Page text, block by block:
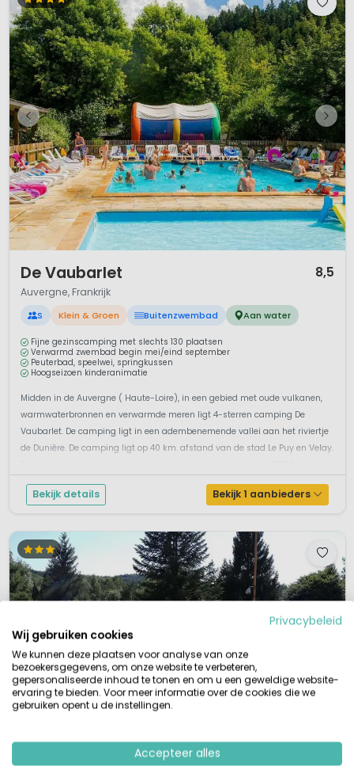
De Vaubarlet 8,5
Auvergne, Frankrijk
S Klein & Groen Buitenzwembad Aan water
Fijne gezinscamping met slechts 130 plaatsen
Verwarmd zwembad begin mei/eind september
Peuterbad, speelwei, springkussen
Hoogseizoen kinderanimatie
Midden in de Auvergne ( Haute-Loire), in een gebied met oude vulkanen,
warmwaterbronnen en verwarmde meren ligt 4-sterren camping De
Vaubarlet. De camping ligt in een adembenemende vallei aan het riviertje
de Dunière. De camping ligt op 40 km. afstand van de stad Le Puy en Velay.
Bekijk details Bekijk 1 aanbieders
Privacybeleid
Wij gebruiken cookies
We kunnen deze plaatsen voor analyse van onze
bezoekersgegevens, om onze website te verbeteren,
gepersonaliseerde inhoud te tonen en om u een geweldige website-
ervaring te bieden. Voor meer informatie over de cookies die we
gebruiken opent u de instellingen.
Accepteer alles